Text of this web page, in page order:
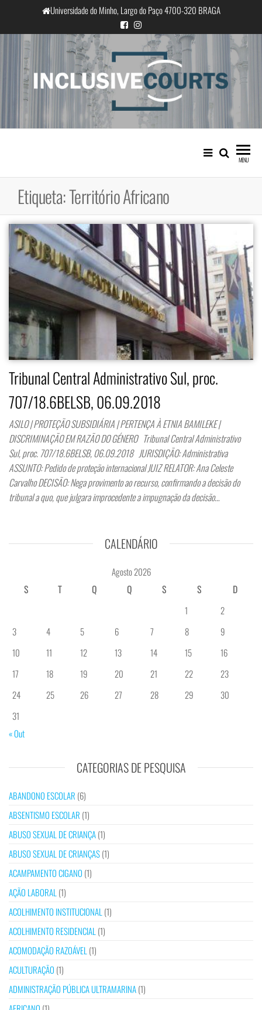
o
conteúdo
Universidade do Minho, Largo do Paço 4700-320 BRAGA
InclusiveCourts
Igualdade e diferença cultural na
prática judicial portuguesa
MENU
Etiqueta:Território Africano
Tribunal Central Administrativo Sul, proc.
707/18.6BELSB, 06.09.2018
ASILO | PROTEÇÃO SUBSIDIÁRIA | PERTENÇA À ETNIA BAMILEKE |
DISCRIMINAÇÃO EM RAZÃO DO GÉNERO Tribunal Central Administrativo
Sul, proc. 707/18.6BELSB, 06.09.2018 JURISDIÇÃO: Administrativa
ASSUNTO: Pedido de proteção internacional JUIZ RELATOR: Ana Celeste
Carvalho DECISÃO: Nega provimento ao recurso, confirmando a decisão do
tribunal a quo, que julgara improcedente a impugnação da decisão…
CALENDÁRIO
Agosto 2026
S
T Q Q S S
D
1
2
3
4 5 6 7 8
9
10
11 12 13 14 15
16
17
18 19 20 21 22
23
24
25 26 27 28 29
30
31
« Out
CATEGORIAS DE PESQUISA
ABANDONO ESCOLAR (6)
ABSENTISMO ESCOLAR (1)
ABUSO SEXUAL DE CRIANÇA(1)
ABUSO SEXUAL DE CRIANÇAS(1)
ACAMPAMENTO CIGANO (1)
AÇÃO LABORAL (1)
ACOLHIMENTO INSTITUCIONAL (1)
ACOLHIMENTO RESIDENCIAL (1)
ACOMODAÇÃO RAZOÁVEL (1)
ACULTURAÇÃO (1)
ADMINISTRAÇÃO PÚBLICA ULTRAMARINA(1)